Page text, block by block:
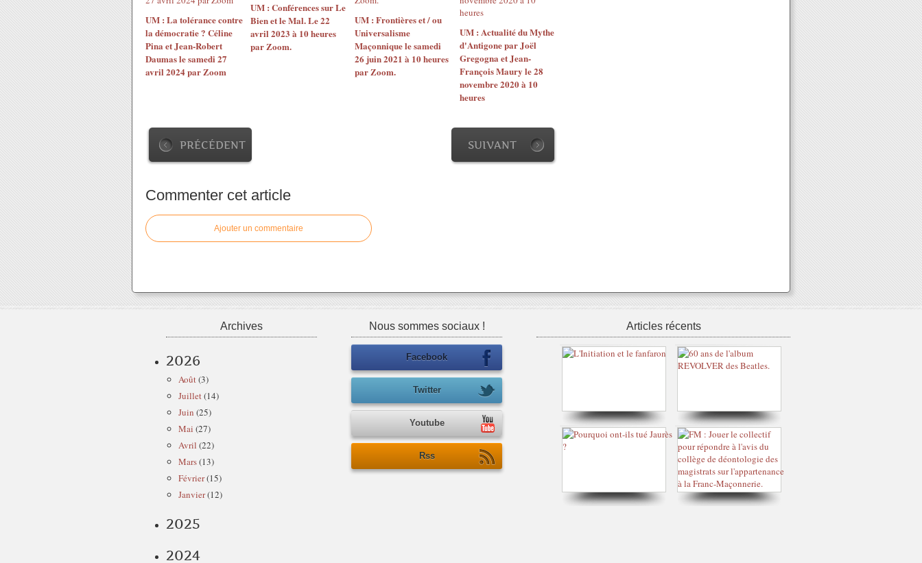
UM : La tolérance contre
la démocratie ? Céline
Pina et Jean-Robert
Daumas le samedi 27
avril 2024 par Zoom
UM : Conférences sur Le
Bien et le Mal. Le 22
avril 2023 à 10 heures
par Zoom.
UM : Frontières et / ou
Universalisme
Maçonnique le samedi
26 juin 2021 à 10 heures
par Zoom.
UM : Actualité du Mythe
d'Antigone par Joël
Gregogna et Jean-
François Maury le 28
novembre 2020 à 10
heures
PRÉCÉDENT SUIVANT
Commenter cet article
Ajouter un commentaire
Archives
2026
Août(3)
Juillet(14)
Juin (25)
Mai (27)
Avril (22)
Mars(13)
Février(15)
Janvier(12)
2025
2024
Nous sommes sociaux !
Facebook
Twitter
Youtube
Rss
Articles récents